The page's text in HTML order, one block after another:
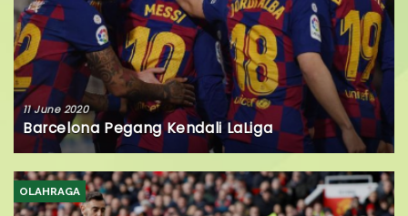
11 June 2020
Barcelona Pegang Kendali LaLiga
OLAHRAGA